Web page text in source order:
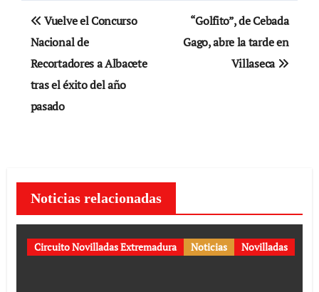
Navegación
de
entradas
Vuelve el Concurso
Nacional de
Recortadores a Albacete
tras el éxito del año
pasado
“Golfito”, de Cebada
Gago, abre la tarde en
Villaseca
Noticias relacionadas
Circuito Novilladas Extremadura Noticias Novilladas